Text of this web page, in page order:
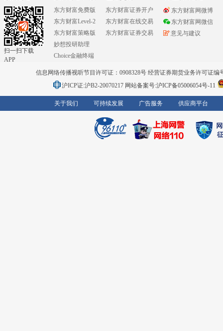
扫一扫下载
APP
东方财富免费版
东方财富Level-2
东方财富策略版
妙想投研助理
Choice金融终端
东方财富证券开户
东方财富在线交易
东方财富证券交易
东方财富网微博
东方财富网微信
意见与建议
信息网络传播视听节目许可证：0908328号 经营证券期货业务许可证编
沪ICP证:沪B2-20070217 网站备案号:沪ICP备05006054号-11
关于我们 可持续发展 广告服务 供应商平台